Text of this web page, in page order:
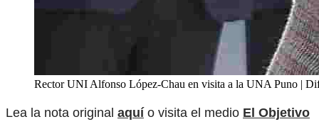
Rector UNI Alfonso López-Chau en visita a la UNA Puno |
Lea la nota original aquío visita el medio El Objetivo